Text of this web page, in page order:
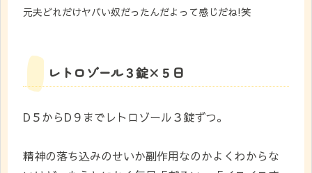
元夫どれだけヤバい奴だったんだよって感じだね!笑
レトロゾール３錠×５日
D５からD９までレトロゾール３錠ずつ。
精神の落ち込みのせいか副作用なのかよくわからな